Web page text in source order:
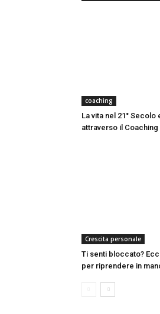
coaching
La vita nel 21° Secolo
attraverso il
Crescita personale
Ti senti bloccato?
per riprendere in